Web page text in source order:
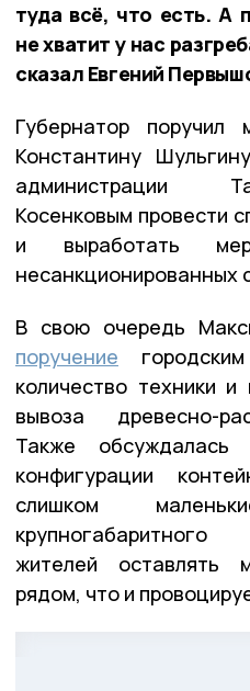
туда всё, что есть. А
не хватит у нас
сказал Евгений
Губернатор
Константину
администрации
Косенковым провести
и выработать
несанкционированных
В свою очередь
поручение
количество техники
вывоза древесно-
Также обсуждалась
конфигурации
слишком
жителей оставлять
рядом, что и